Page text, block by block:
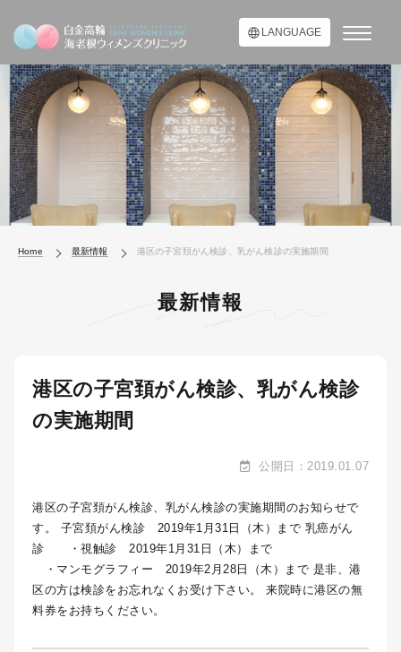
LANGUAGE
Home 最新情報 港区の子宮頚がん検診、乳がん検診の実施期間
最新情報
港区の子宮頚がん検診、乳がん検診
の実施期間
公開日：2019.01.07
港区の子宮頚がん検診、乳がん検診の実施期間のお知らせで
す。 子宮頚がん検診 2019年1月31日（木）まで 乳癌がん
診 ・視触診 2019年1月31日（木）まで
・マンモグラフィー 2019年2月28日（木）まで 是非、港
区の方は検診をお忘れなくお受け下さい。 来院時に港区の無
料券をお持ちください。